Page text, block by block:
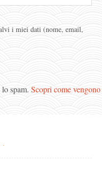
i miei dati (nome, email,
spam. Scopri come vengono